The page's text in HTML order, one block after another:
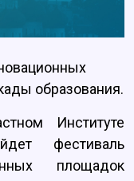
образования.
Институте
фестиваль
площадок